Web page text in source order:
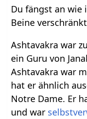
Du fängst an wie
Beine
Ashtavakra war
ein Guru von
Ashtavakra war
hat er ähnlich
Notre Dame. Er
und war